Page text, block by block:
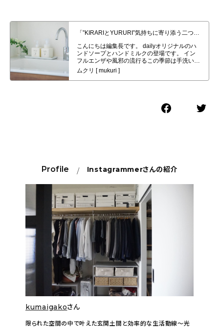
「”KIRARIとYURURI”気持ちに寄り添う二つの香り」dailyオリジナルハン
ドソープとハンドミルク発売！
Profile Instagrammerさんの紹介
kumaigakoさん
限られた空間の中で叶えた玄関土間と効率的な生活動線〜光